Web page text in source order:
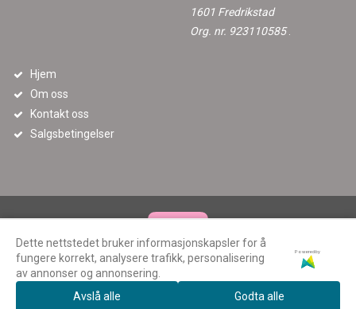
Dette nettstedet bruker informasjonskapsler for å
fungere korrekt, analysere trafikk, personalisering
av annonser og annonsering.
Powered by
Avslå alle Godta alle
1601 Fredrikstad
Org. nr. 923110585
Hjem
Om oss
Kontakt oss
Salgsbetingelser